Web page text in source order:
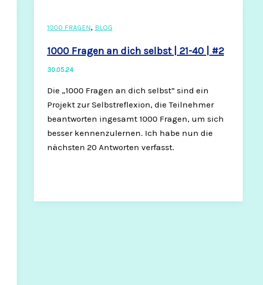
1000 FRAGEN, BLOG
1000 Fragen an dich selbst | 21-40 | #2
30.05.24
Die „1000 Fragen an dich selbst“ sind ein
Projekt zur Selbstreflexion, die Teilnehmer
beantworten ingesamt 1000 Fragen, um sich
besser kennenzulernen. Ich habe nun die
nächsten 20 Antworten verfasst.